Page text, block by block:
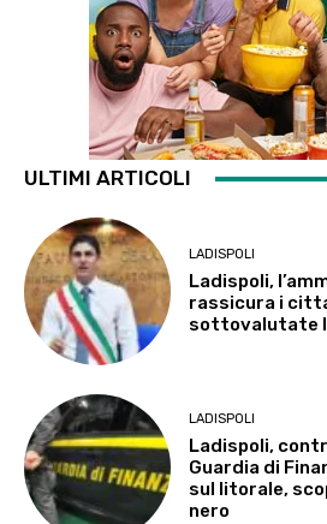
ULTIMI ARTICOLI
LADISPOLI
Ladispoli,
rassicura i
sottovalutate
LADISPOLI
Ladispoli,
Guardia di
sul litorale,
nero